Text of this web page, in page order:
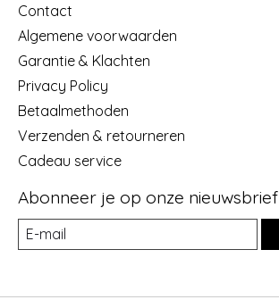
Contact
Algemene voorwaarden
Garantie & Klachten
Privacy Policy
Betaalmethoden
Verzenden & retourneren
Cadeau service
Abonneer je op onze nieuwsbrief